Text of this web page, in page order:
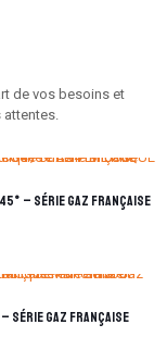
de vos besoins et
attentes.
– Série GAZ Française
Série GAZ Française